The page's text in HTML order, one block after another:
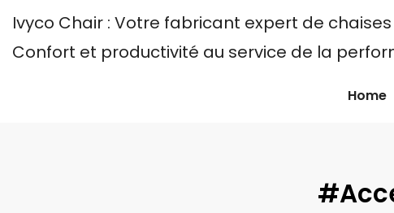
Ivyco Chair : Votre fabricant expert de
Confort et productivité au service de la
Home